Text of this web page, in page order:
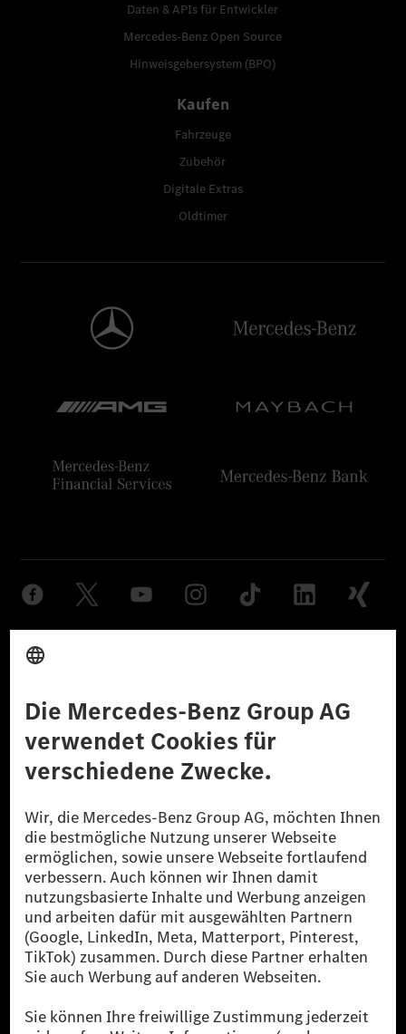
Daten & APIs für Entwickler
Mercedes-Benz Open Source
Hinweisgebersystem (BPO)
Kaufen
Fahrzeuge
Zubehör
Digitale Extras
Oldtimer
© 2026 Mercedes-Benz Group AG. Alle Rechte vorbehalten.
reduzierte CO₂-Emissionen bei der Mercedes-Benz Group durch
zertifizierte Ausgleichsprojekte kompensiert werden.
[2] Renewable Charging ist ein integraler Bestandteil von MB.CHARGE
Public in Europa, den USA, Kanada und China. Sofern an der jeweiligen
Ladestation noch kein Strom aus erneuerbaren Energien vorliegt,
verwendet Renewable Charging Grünstromzertifikate*. Diese stellen
sicher, dass für Ladevorgänge über MB.CHARGE Public eine äquivalente
Strommenge aus erneuerbaren Energien ins Stromnetz eingespeist wird.
Sie stammen ausschließlich aus Wind- und Solarkraftanlagen, die jünger
als sechs Jahre sind.
* Inkl. EKOenergy Ökolabel
* Die angegebenen Werte wurden nach dem vorgeschriebenen
Messverfahren WLTP (Worldwide harmonised Light vehicles Test